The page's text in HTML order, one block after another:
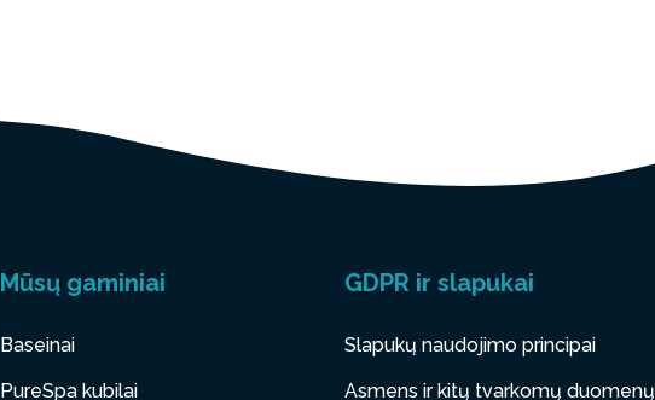
Mūsų gaminiai
Baseinai
PureSpa kubilai
GDPR ir slapukai
Slapukų naudojimo principai
Asmens ir kitų tvarkomų duomenų